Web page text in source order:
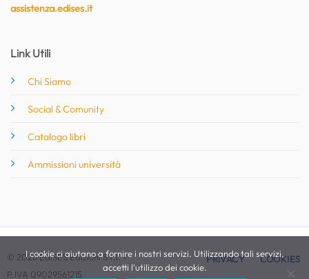
assistenza.edises.it
Link Utili
Chi Siamo
Social & Comunity
Catalogo libri
Ammissioni università
© 2026 EdiSES Edizioni S.r.l. -
P.IVA 09029561215
PRIVACY COOKIES
I cookie ci aiutano a fornire i nostri servizi. Utilizzando tali servizi,
accetti l'utilizzo dei cookie.